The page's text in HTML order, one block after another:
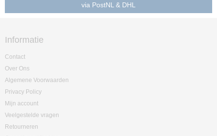
via PostNL & DHL
Informatie
Contact
Over Ons
Algemene Voorwaarden
Privacy Policy
Mijn account
Veelgestelde vragen
Retourneren